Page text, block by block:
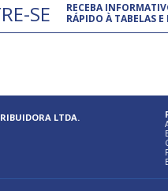
SE
RECEBA
RÁPIDO À TABELAS
LTDA.